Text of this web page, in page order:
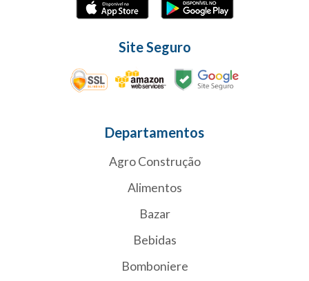
Site Seguro
Departamentos
Agro Construção
Alimentos
Bazar
Bebidas
Bomboniere